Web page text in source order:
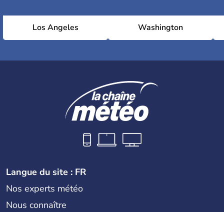
Los Angeles Washington
Langue du site : FR
Nos experts météo
Nous connaître